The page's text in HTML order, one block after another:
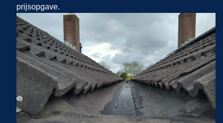
prijsopgave.